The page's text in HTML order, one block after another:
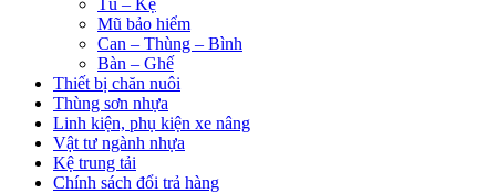
Mũ bảo hiểm
Can – Thùng – Bình
Bàn – Ghế
Thiết bị chăn nuôi
Thùng sơn nhựa
Linh kiện, phụ kiện xe nâng
Vật tư ngành nhựa
Kệ trung tải
Chính sách đổi trả hàng